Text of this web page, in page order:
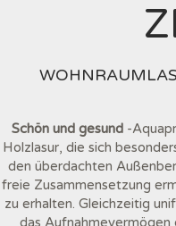
Schön und gesund-
Holzlasur, die sich
den überdachten
freie Zusammensetzung
zu erhalten. Gleichzeitig
das Aufnahmevermögen